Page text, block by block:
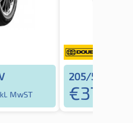
MwST
205/55R16 91V
€37,77